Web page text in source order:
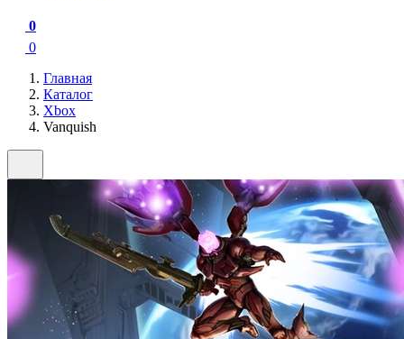
0
0
Главная
Каталог
Xbox
Vanquish